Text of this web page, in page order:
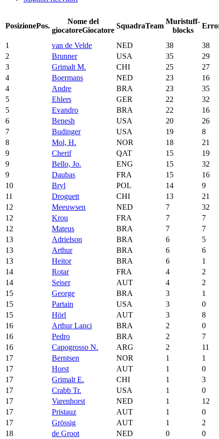
PosizionePos.
Nome del
giocatoreGiocatore
SquadraTeam
Muristuff-
blocks
1 van de Velde NED 38
38
2
Brunner USA 35
29
3
Grimalt M. CHI 25
27
4
Boermans NED 23
16
4
Andre BRA 23
35
5
Ehlers GER 22
32
5
Evandro BRA 22
16
6
Benesh USA 20
26
7
Budinger USA 19
8
8
Mol, H. NOR 18
21
9
Cherif QAT 15
19
9
Bello, Jo. ENG 15
32
9
Daubas FRA 15
16
10
Bryl POL 14
9
11
Droguett CHI 13
21
12
Meeuwsen NED 7
32
12
Krou FRA 7
7
12
Mateus BRA 7
7
13
Adrielson BRA 6
5
13
Arthur BRA 6
6
13
Heitor BRA 6
1
14
Rotar FRA 4
2
14
Seiser AUT 4
2
15
George BRA 3
1
15
Partain USA 3
0
15
Hörl AUT 3
8
16
Arthur Lanci BRA 2
0
16
Pedro BRA 2
7
16
Capogrosso N. ARG 2
11
17
Berntsen NOR 1
1
17
Horst AUT 1
0
17
Grimalt E. CHI 1
3
17
Crabb Tr. USA 1
0
17
Varenhorst NED 1
12
17
Pristauz AUT 1
0
17
Grössig AUT 1
2
18
de Groot NED 0
0